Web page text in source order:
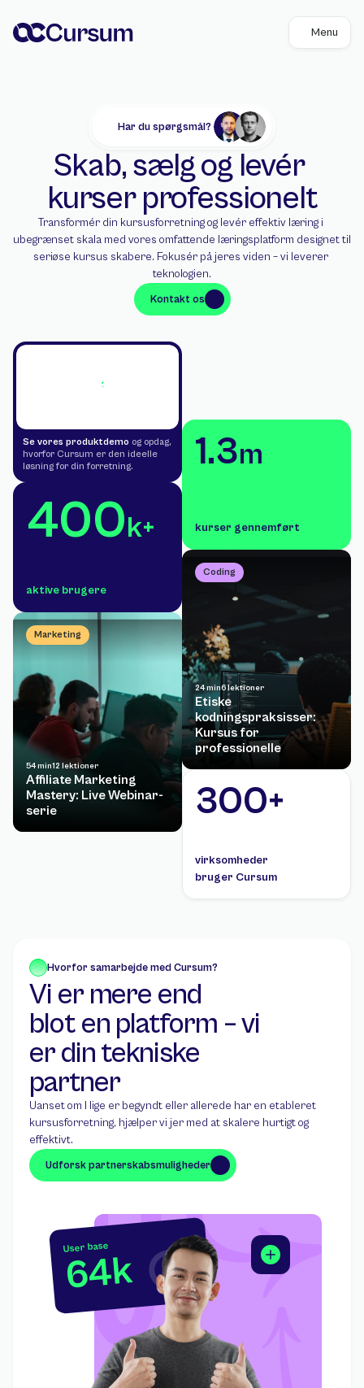
Menu
Har du spørgsmål?
Skab, sælg og levér
kurser professionelt
Transformér din kursusforretning og levér effektiv læring i
ubegrænset skala med vores omfattende læringsplatform designet til
seriøse kursus skabere. Fokusér på jeres viden – vi leverer
teknologien.
Kontakt os
Kontakt os
400k+
aktive brugere
Marketing
54 min12 lektioner
Affiliate Marketing
Mastery: Live Webinar-
serie
Se vores produktdemo og opdag,
hvorfor Cursum er den ideelle
løsning for din forretning.
Coding
24 min6 lektioner
Etiske
kodningspraksisser:
Kursus for
professionelle
300+
virksomheder
bruger Cursum
1.3m
kurser gennemført
Hvorfor samarbejde med Cursum?
Vi er mere end
blot en platform – vi
er din tekniske
partner
Uanset om I lige er begyndt eller allerede har en etableret
kursusforretning, hjælper vi jer med at skalere hurtigt og
effektivt.
Udforsk partnerskabsmuligheder
Udforsk partnerskabsmuligheder
User base
64k